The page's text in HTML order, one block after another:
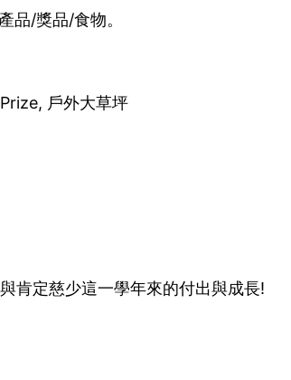
品/獎品/食物。
戶外大草坪
肯定慈少這一學年來的付出與成長!